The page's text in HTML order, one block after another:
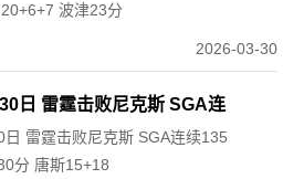
波津23分
2026-03-30
日 雷霆击败尼克斯 SGA连
伦森30分 唐斯15+18
雷霆击败尼克斯 SGA连续135
分 唐斯15+18